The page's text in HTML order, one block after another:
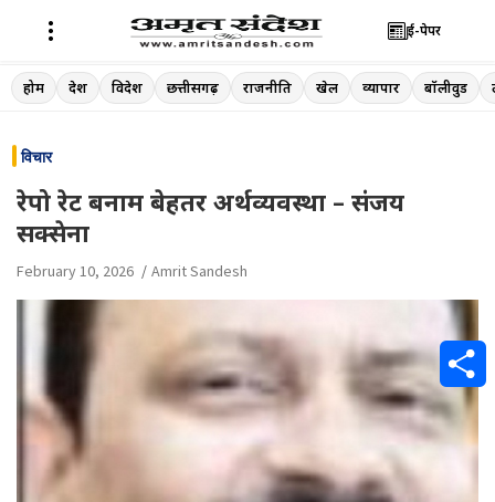
Skip
to
ई-पेपर
होम देश विदेश छत्तीसगढ़ राजनीति खेल व्यापार बॉलीवुड
विचार
रेपो रेट बनाम बेहतर अर्थव्यवस्था – संजय
सक्सेना
February 10, 2026 Amrit Sandesh
S